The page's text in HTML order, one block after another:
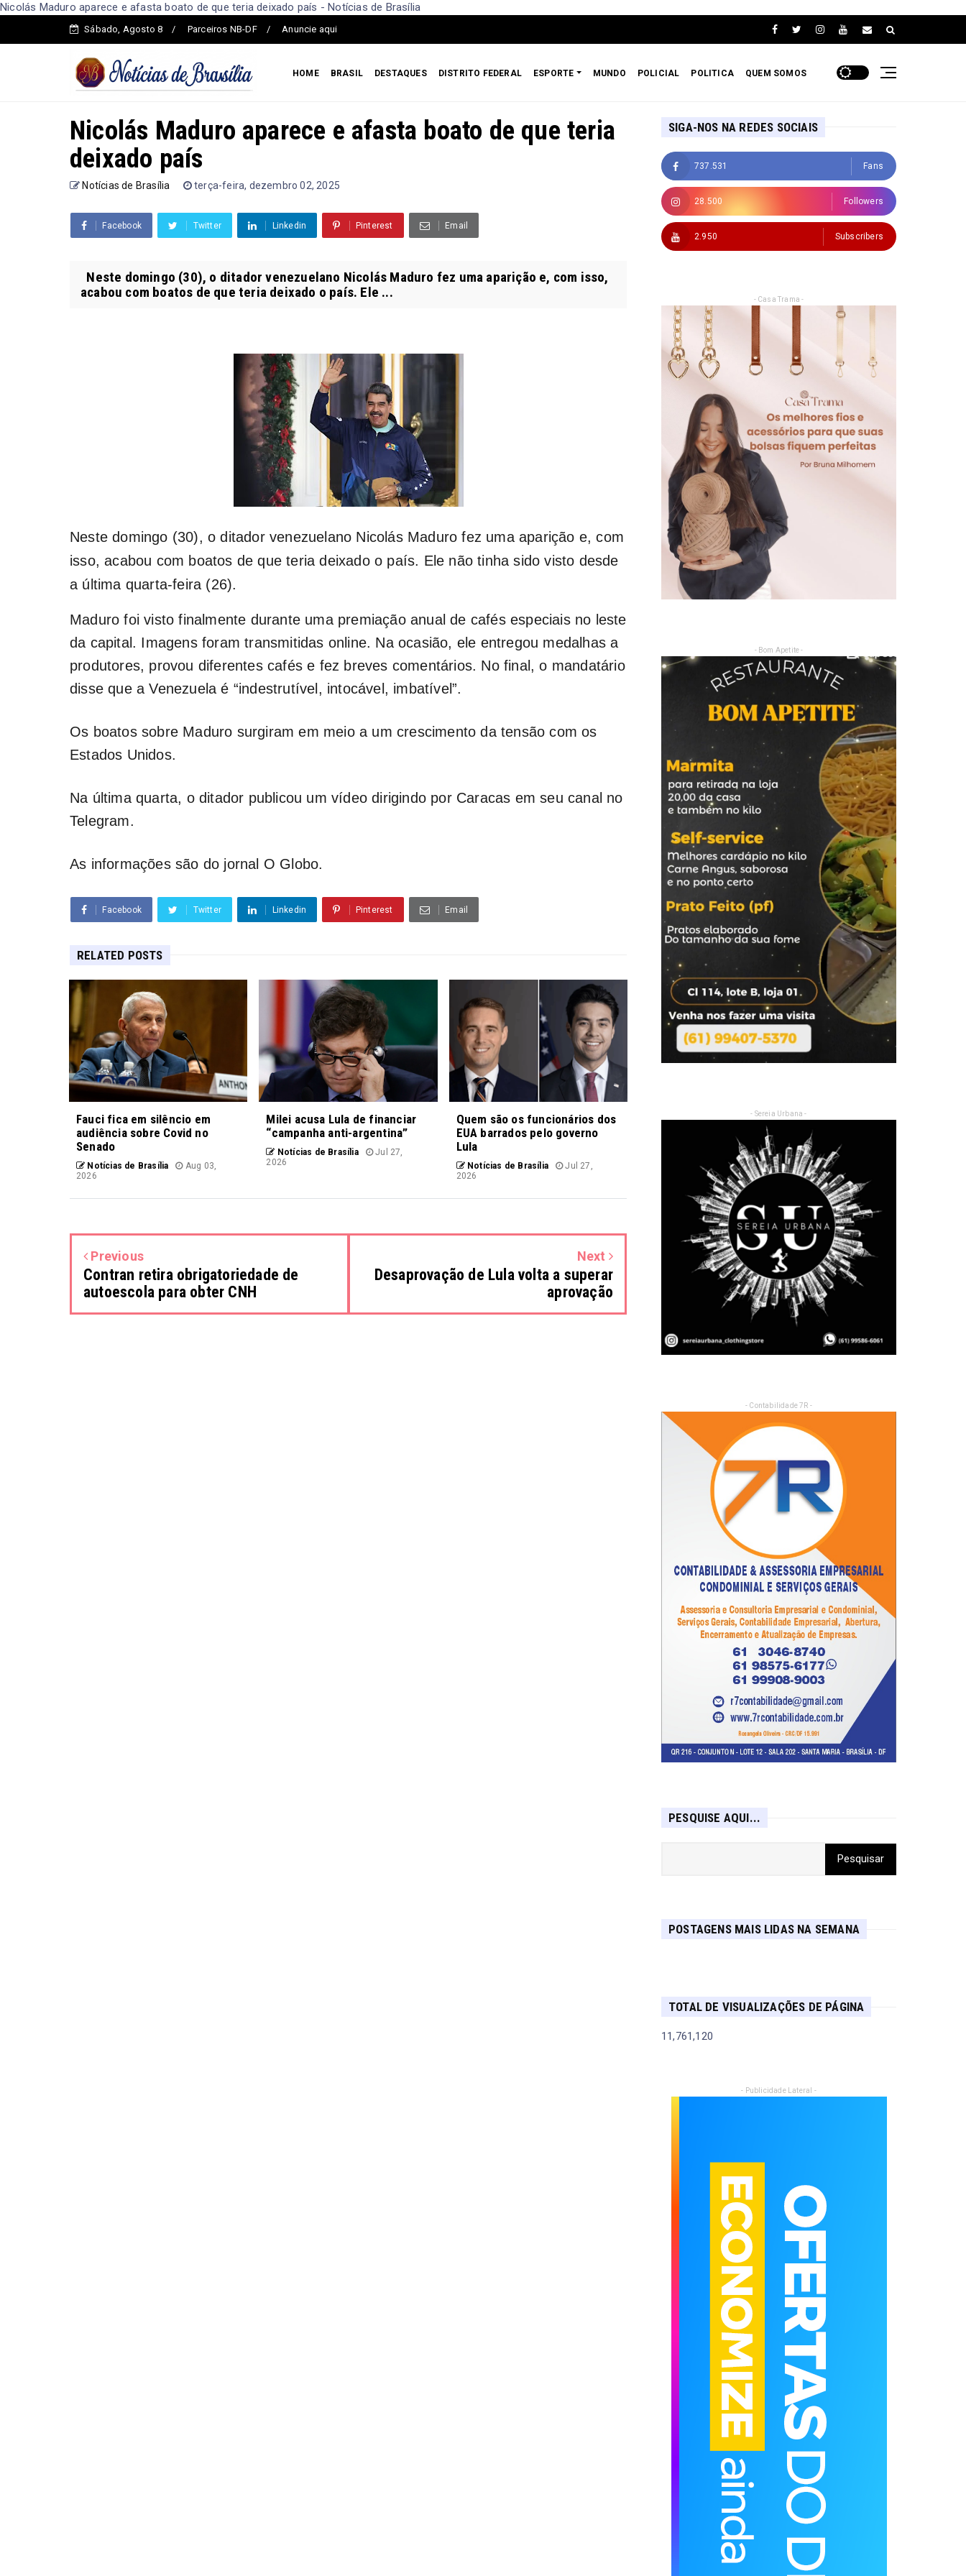
Nicolás Maduro aparece e afasta boato de que teria deixado país - Notícias de Brasília
Sábado, Agosto 8 Parceiros NB-DF Anuncie aqui
HOME BRASIL DESTAQUES DISTRITO FEDERAL ESPORTE MUNDO POLICIAL POLITICA QUEM SOMOS
Nicolás Maduro aparece e afasta boato de que teria
deixado país
Notícias de Brasília terça-feira, dezembro 02, 2025
Facebook Twitter Linkedin Pinterest Email
Neste domingo (30), o ditador venezuelano Nicolás Maduro fez uma aparição e, com isso,
acabou com boatos de que teria deixado o país. Ele ...
Neste domingo (30), o ditador venezuelano Nicolás Maduro fez uma aparição e, com
isso, acabou com boatos de que teria deixado o país. Ele não tinha sido visto desde
a última quarta-feira (26).
Maduro foi visto finalmente durante uma premiação anual de cafés especiais no leste
da capital. Imagens foram transmitidas online. Na ocasião, ele entregou medalhas a
produtores, provou diferentes cafés e fez breves comentários. No final, o mandatário
disse que a Venezuela é “indestrutível, intocável, imbatível”.
Os boatos sobre Maduro surgiram em meio a um crescimento da tensão com os
Estados Unidos.
Na última quarta, o ditador publicou um vídeo dirigindo por Caracas em seu canal no
Telegram.
As informações são do jornal O Globo.
Facebook Twitter Linkedin Pinterest Email
RELATED POSTS
Fauci fica em silêncio em
audiência sobre Covid no
Senado
Notícias de Brasília
Aug 03,
2026
Milei acusa Lula de financiar
“campanha anti-argentina”
Notícias de Brasília
Jul 27,
2026
Quem são os funcionários dos
EUA barrados pelo governo
Lula
Notícias de Brasília
Jul 27,
2026
Previous
Contran retira obrigatoriedade de
autoescola para obter CNH
Next
Desaprovação de Lula volta a superar
aprovação
SIGA-NOS NA REDES SOCIAIS
737.531 Fans
28.500 Followers
2.950 Subscribers
- Casa Trama -
- Bom Apetite -
- Sereia Urbana -
- Contabilidade 7R -
PESQUISE AQUI...
POSTAGENS MAIS LIDAS NA SEMANA
TOTAL DE VISUALIZAÇÕES DE PÁGINA
11,761,120
- Publicidade Lateral -